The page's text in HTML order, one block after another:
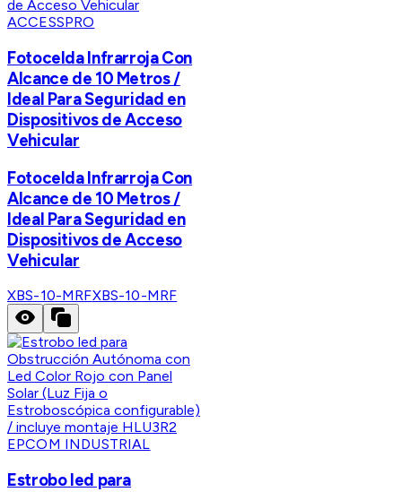
ACCESSPRO
Fotocelda Infrarroja Con
Alcance de 10 Metros /
Ideal Para Seguridad en
Dispositivos de Acceso
Vehicular
Fotocelda Infrarroja Con
Alcance de 10 Metros /
Ideal Para Seguridad en
Dispositivos de Acceso
Vehicular
XBS-10-MRFXBS-10-MRF
EPCOM INDUSTRIAL
Estrobo led para